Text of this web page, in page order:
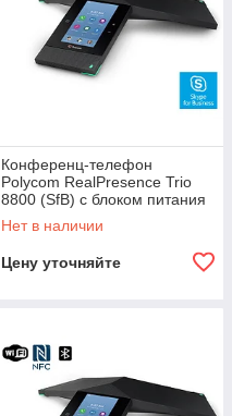
Конференц-телефон
Polycom RealPresence Trio
8800 (SfB) с блоком питания
Нет в наличии
Цену уточняйте